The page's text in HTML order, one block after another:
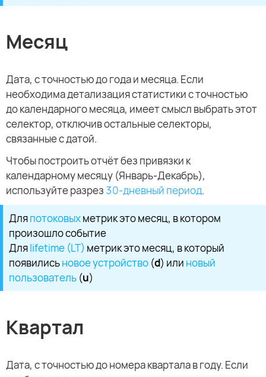
Месяц
Дата, с точностью до года и месяца. Если
необходима детализация статистики с точностью
до календарного месяца, имеет смысл выбрать этот
селектор, отключив остальные селекторы,
связанные с датой.
Чтобы построить отчёт без привязки к
календарному месяцу (Январь-Декабрь),
используйте разрез 30-дневный период.
Дляпотоковыхметрик это месяц, в котором
произошло событие
Дляlifetime (LT) метрик это месяц, в который
появилисьновое устройство (d) или новый
пользователь (u)
Квартал
Дата, с точностью до номера квартала в году. Если